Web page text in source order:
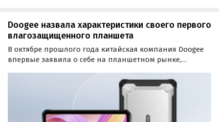
Doogee назвала характеристики своего первого
влагозащищенного планшета
В октябре прошлого года китайская компания Doogee
впервые заявила о себе на планшетном рынке,
Doogee T10. И похоже, в компании оказались довольны
дебютом и приступили к разработке нового